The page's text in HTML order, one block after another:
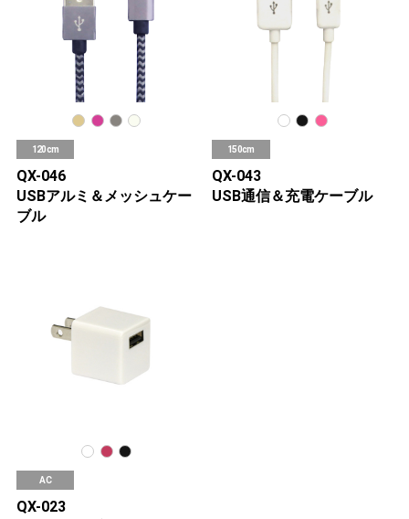
120cm
QX-046
USBアルミ＆メッシュケー
ブル
150cm
QX-043
USB通信＆充電ケーブル
AC
QX-023